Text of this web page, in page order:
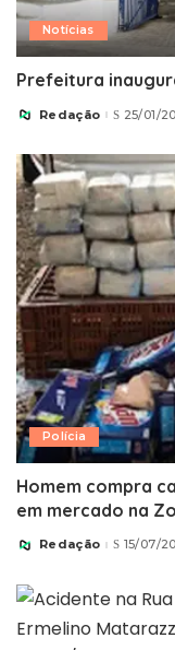
Notícias
Prefeitura
Posted
Redação 25/01/
Polícia
Homem compra
em mercado na
Posted
Redação 15/07/